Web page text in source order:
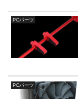
PCパーツ
PCパーツ